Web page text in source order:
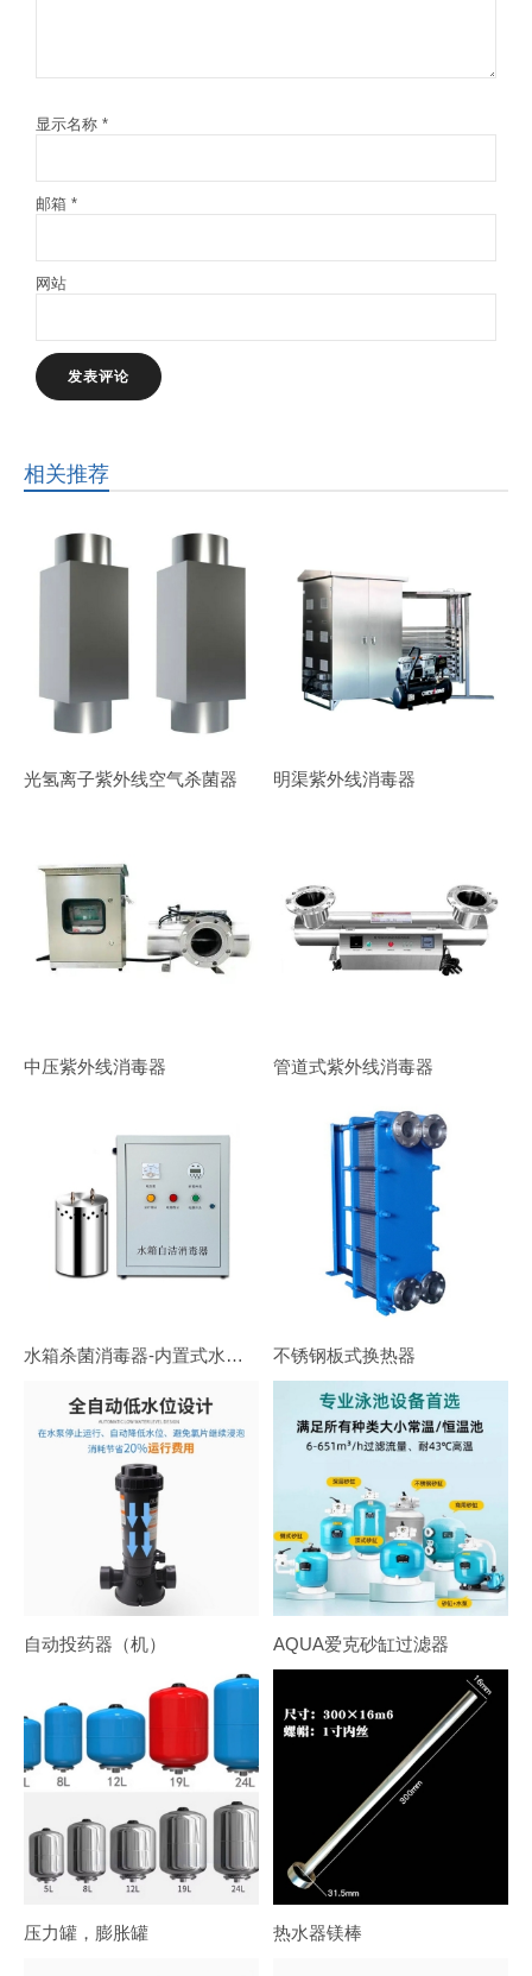
显示名称 *
邮箱 *
网站
相关推荐
光氢离子紫外线空气杀菌器 明渠紫外线消毒器
中压紫外线消毒器 管道式紫外线消毒器
水箱杀菌消毒器-内置式水箱自洁消毒器 不锈钢板式换热器
自动投药器（机） AQUA爱克砂缸过滤器
压力罐，膨胀罐 热水器镁棒